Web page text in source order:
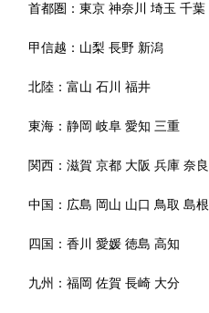
首都圏：東京 神奈川 埼玉 千葉
甲信越： 山梨 長野 新潟
北陸：富山 石川 福井
東海：静岡 岐阜 愛知 三重
関西：滋賀 京都 大阪 兵庫 奈良
中国： 広島 岡山 山口 鳥取 島根
四国：香川 愛媛 徳島 高知
九州：福岡 佐賀 長崎 大分